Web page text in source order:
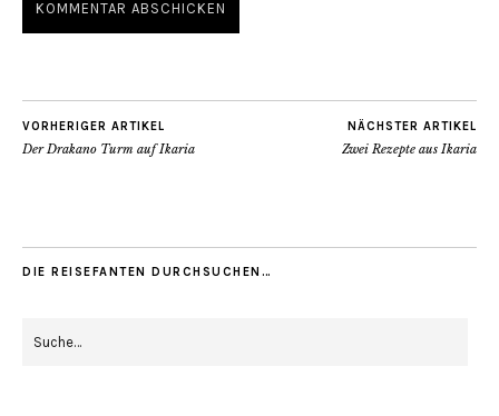
VORHERIGER ARTIKEL
Der Drakano Turm auf Ikaria
NÄCHSTER ARTIKEL
Zwei Rezepte aus Ikaria
DIE REISEFANTEN DURCHSUCHEN…